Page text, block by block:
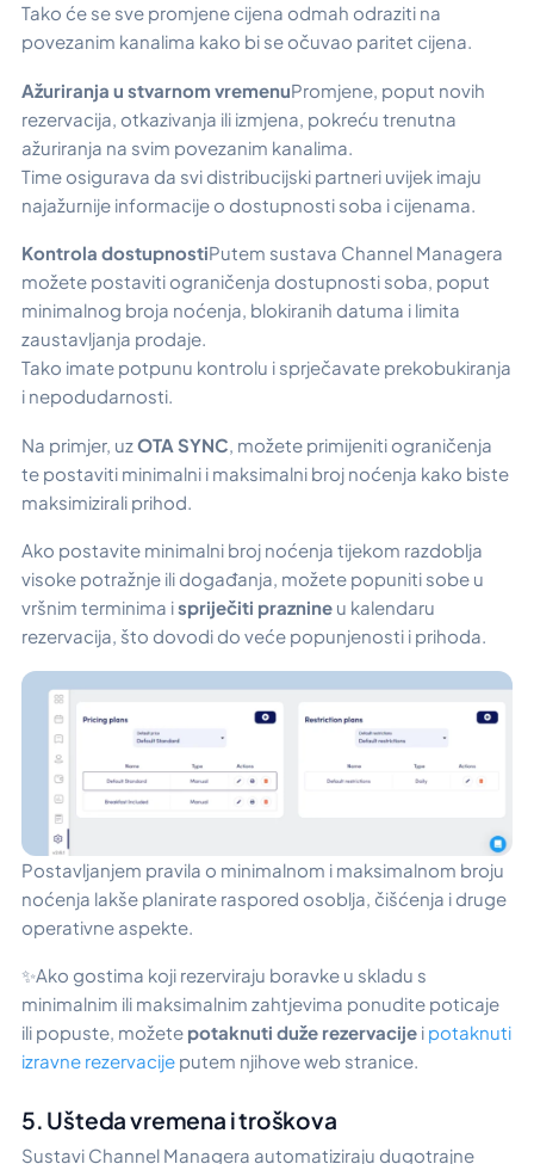
Tako će se sve promjene cijena odmah odraziti na
povezanim kanalima kako bi se očuvao paritet cijena.
Ažuriranja u stvarnom vremenuPromjene, poput novih
rezervacija, otkazivanja ili izmjena, pokreću trenutna
ažuriranja na svim povezanim kanalima.
Time osigurava da svi distribucijski partneri uvijek imaju
najažurnije informacije o dostupnosti soba i cijenama.
Kontrola dostupnostiPutem sustava Channel Managera
možete postaviti ograničenja dostupnosti soba, poput
minimalnog broja noćenja, blokiranih datuma i limita
zaustavljanja prodaje.
Tako imate potpunu kontrolu i sprječavate prekobukiranja
i nepodudarnosti.
Na primjer, uzOTA SYNC , možete primijeniti ograničenja
te postaviti minimalni i maksimalni broj noćenja kako biste
maksimizirali prihod.
Ako postavite minimalni broj noćenja tijekom razdoblja
visoke potražnje ili događanja, možete popuniti sobe u
vršnim terminima ispriječiti praznine u kalendaru
rezervacija, što dovodi do veće popunjenosti i prihoda.
Postavljanjem pravila o minimalnom i maksimalnom broju
noćenja lakše planirate raspored osoblja, čišćenja i druge
operativne aspekte.
✨Ako gostima koji rezerviraju boravke u skladu s
minimalnim ili maksimalnim zahtjevima ponudite poticaje
ili popuste, možete potaknuti duže rezervacije i potaknuti
izravne rezervacije putem njihove web stranice.
5. Ušteda vremena i troškova
Sustavi Channel Managera automatiziraju dugotrajne